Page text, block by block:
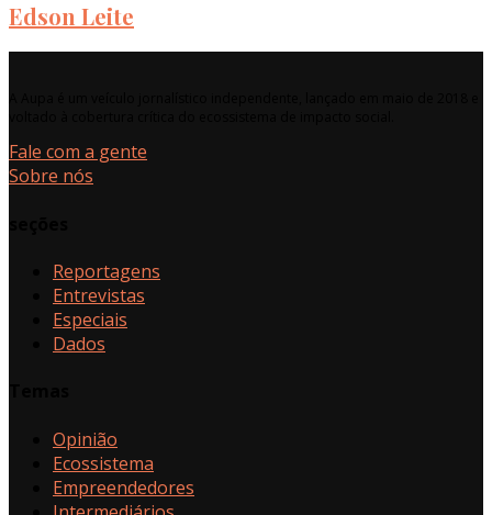
Edson Leite
Fale com a gente
Sobre nós
Reportagens
Entrevistas
Especiais
Dados
Opinião
Ecossistema
Empreendedores